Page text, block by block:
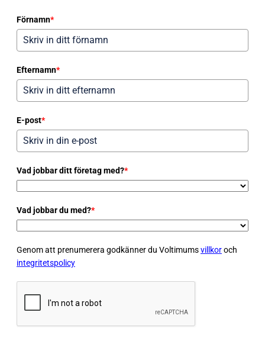
Förnamn*
Efternamn*
E-post*
Vad jobbar ditt företag med?*
Vad jobbar du med?*
Genom att prenumerera godkänner du Voltimumsvillkoroch
integritetspolicy